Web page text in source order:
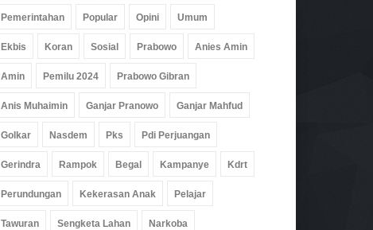
Pemerintahan Popular Opini Umum
Ekbis Koran Sosial Prabowo Anies Amin
Amin Pemilu 2024 Prabowo Gibran
Anis Muhaimin Ganjar Pranowo Ganjar Mahfud
Golkar Nasdem Pks Pdi Perjuangan
Gerindra Rampok Begal Kampanye Kdrt
Perundungan Kekerasan Anak Pelajar
Tawuran Sengketa Lahan Narkoba